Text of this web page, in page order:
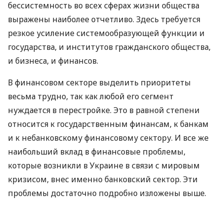
бессистемность во всех сферах жизни общества
выражены наиболее отчетливо. Здесь требуется
резкое усиление системообразующей функции и
государства, и институтов гражданского общества,
и бизнеса, и финансов.
В финансовом секторе выделить приоритеты
весьма трудно, так как любой его сегмент
нуждается в перестройке. Это в равной степени
относится к государственным финансам, к банкам
и к небанковскому финансовому сектору. И все же
наибольший вклад в финансовые проблемы,
которые возникли в Украине в связи с мировым
кризисом, внес именно банковский сектор. Эти
проблемы достаточно подробно изложены выше.